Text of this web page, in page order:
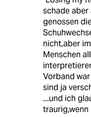
schade aber
genossen
nicht,aber
Menschen
Vorband
sind ja
...und ich
traurig,wenn